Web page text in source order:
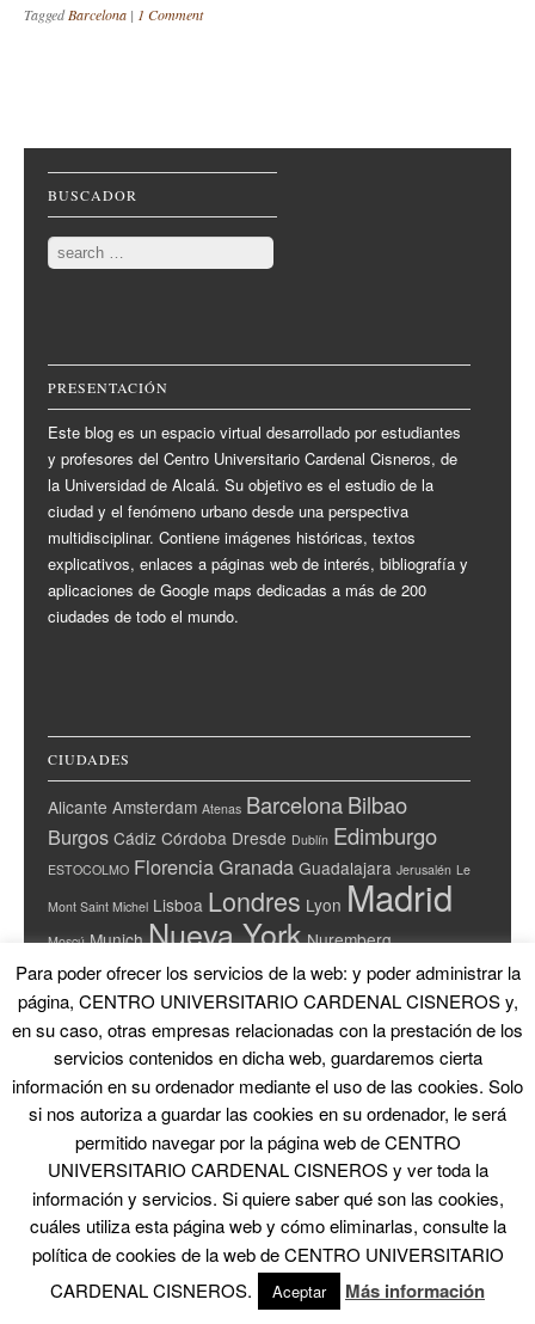
TaggedBarcelona | 1 Comment
Post navigation
BUSCADOR
Search
PRESENTACIÓN
Este blog es un espacio virtual desarrollado por estudiantes
y profesores del Centro Universitario Cardenal Cisneros, de
la Universidad de Alcalá. Su objetivo es el estudio de la
ciudad y el fenómeno urbano desde una perspectiva
multidisciplinar. Contiene imágenes históricas, textos
explicativos, enlaces a páginas web de interés, bibliografía y
aplicaciones de Google maps dedicadas a más de 200
ciudades de todo el mundo.
CIUDADES
Alicante Amsterdam Atenas BarcelonaBilbao
Burgos Cádiz Córdoba Dresde Dublín Edimburgo
ESTOCOLMO FlorenciaGranada Guadalajara Jerusalén Le
Mont Saint Michel Lisboa Londres Lyon Madrid
Moscú Munich Nueva York Nuremberg
Nápoles Oporto París Praga Roma Salamanca
San Francisco San Sebastián Segovia Sevilla Talavera de
la Reina Toledo Valencia Valladolid Varsovia Venecia
Verona Viena Zaragoza Ávila
WP Cumulus Flash tag cloud byRoy TanckrequiresFlash
Player9 or better.
ENTRADAS RECIENTES
Para poder ofrecer los servicios de la web: y poder administrar la
página, CENTRO UNIVERSITARIO CARDENAL CISNEROS y,
en su caso, otras empresas relacionadas con la prestación de los
servicios contenidos en dicha web, guardaremos cierta
información en su ordenador mediante el uso de las cookies. Solo
si nos autoriza a guardar las cookies en su ordenador, le será
permitido navegar por la página web de CENTRO
UNIVERSITARIO CARDENAL CISNEROS y ver toda la
información y servicios. Si quiere saber qué son las cookies,
cuáles utiliza esta página web y cómo eliminarlas, consulte la
política de cookies de la web de CENTRO UNIVERSITARIO
CARDENAL CISNEROS.
Aceptar Más información